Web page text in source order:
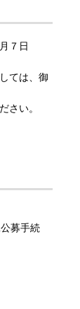
７日
ては、御
さい。
募手続